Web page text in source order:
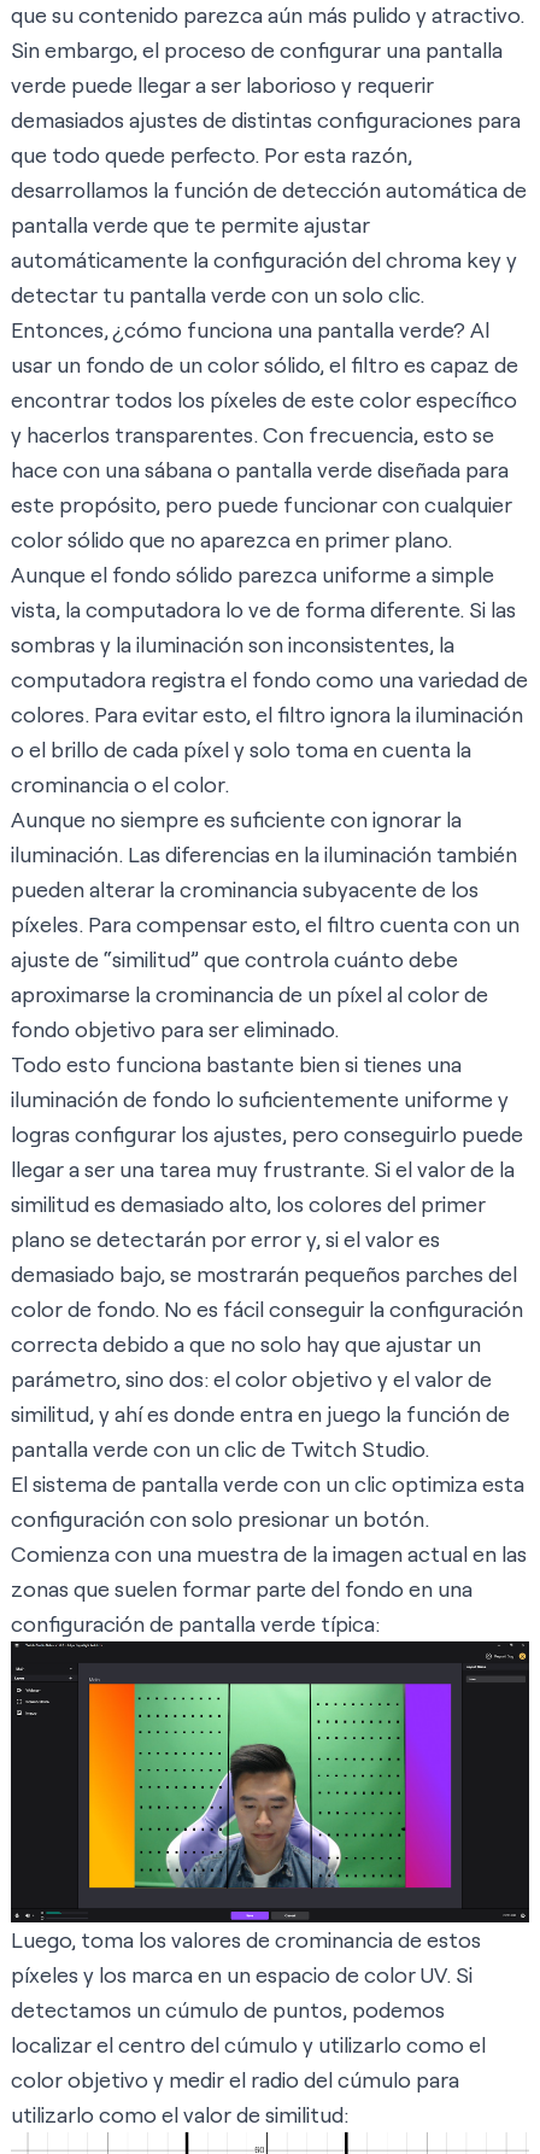
que su contenido parezca aún más pulido y atractivo.
Sin embargo, el proceso de configurar una pantalla
verde puede llegar a ser laborioso y requerir
demasiados ajustes de distintas configuraciones para
que todo quede perfecto. Por esta razón,
desarrollamos la función de detección automática de
pantalla verde que te permite ajustar
automáticamente la configuración del chroma key y
detectar tu pantalla verde con un solo clic.
Entonces, ¿cómo funciona una pantalla verde? Al
usar un fondo de un color sólido, el filtro es capaz de
encontrar todos los píxeles de este color específico
y hacerlos transparentes. Con frecuencia, esto se
hace con una sábana o pantalla verde diseñada para
este propósito, pero puede funcionar con cualquier
color sólido que no aparezca en primer plano.
Aunque el fondo sólido parezca uniforme a simple
vista, la computadora lo ve de forma diferente. Si las
sombras y la iluminación son inconsistentes, la
computadora registra el fondo como una variedad de
colores. Para evitar esto, el filtro ignora la iluminación
o el brillo de cada píxel y solo toma en cuenta la
crominanciao el color.
Aunque no siempre es suficiente con ignorar la
iluminación. Las diferencias en la iluminación también
pueden alterar la crominancia subyacente de los
píxeles. Para compensar esto, el filtro cuenta con un
ajuste de “similitud” que controla cuánto debe
aproximarse la crominancia de un píxel al color de
fondo objetivo para ser eliminado.
Todo esto funciona bastante bien si tienes una
iluminación de fondo lo suficientemente uniforme y
logras configurar los ajustes, pero conseguirlo puede
llegar a ser una tarea muy frustrante. Si el valor de la
similitud es demasiado alto, los colores del primer
plano se detectarán por error y, si el valor es
demasiado bajo, se mostrarán pequeños parches del
color de fondo. No es fácil conseguir la configuración
correcta debido a que no solo hay que ajustar un
parámetro, sino dos: el color objetivo y el valor de
similitud, y ahí es donde entra en juego la función de
pantalla verde con un clic de Twitch Studio.
El sistema de pantalla verde con un clic optimiza esta
configuración con solo presionar un botón.
Comienza con una muestra de la imagen actual en las
zonas que suelen formar parte del fondo en una
configuración de pantalla verde típica:
Luego, toma los valores de crominancia de estos
píxeles y los marca en un espacio de color UV. Si
detectamos un cúmulo de puntos, podemos
localizar el centro del cúmulo y utilizarlo como el
color objetivo y medir el radio del cúmulo para
utilizarlo como el valor de similitud: